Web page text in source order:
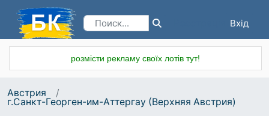
Вхід
розмісти рекламу своїх лотів тут!
Австрия
г.Санкт-Георген-им-Аттергау (Верхняя Австрия)